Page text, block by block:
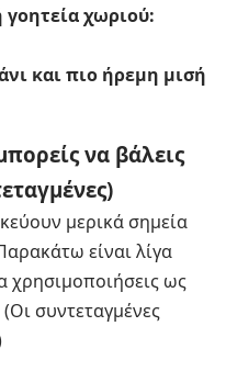
χωριού:
και πιο ήρεμη μισή
να βάλεις
μερικά σημεία
είναι λίγα
χρησιμοποιήσεις ως
συντεταγμένες